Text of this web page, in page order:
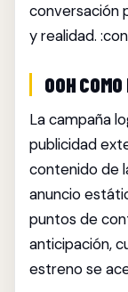
conversación
y realidad.
OOH
La campaña
publicidad
contenido de
anuncio
puntos de
anticipación,
estreno se